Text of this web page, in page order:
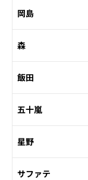
岡島
森
飯田
五十嵐
星野
サファテ